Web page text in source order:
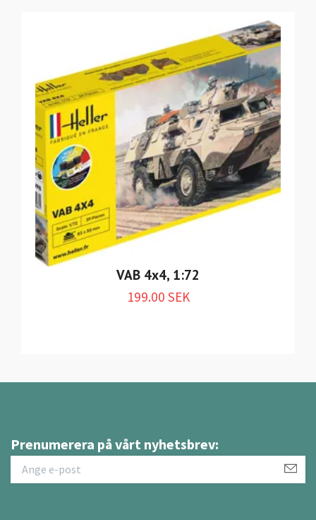
VAB 4x4, 1:72
199.00 SEK
Prenumerera på vårt nyhetsbrev: